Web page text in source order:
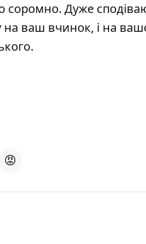
соромно. Дуже
на ваш вчинок, і на
😡